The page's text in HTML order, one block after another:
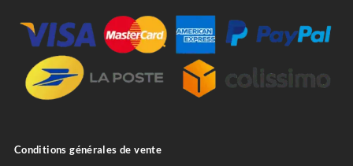
Conditions générales de vente